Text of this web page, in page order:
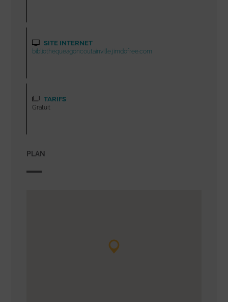
SITE INTERNET
bibliothequeagoncoutainville.jimdofree.com
TARIFS
Gratuit
PLAN